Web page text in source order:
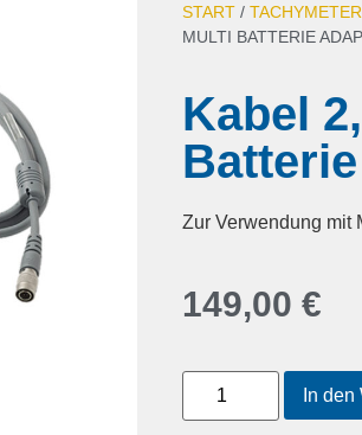
START/
MULTI BATTERIE
Kabel
Zur Verwendung mit
149,00 €
In